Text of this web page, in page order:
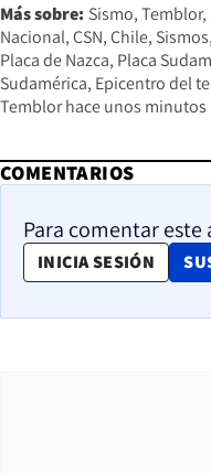
Más sobre: Sismo Temblor
Nacional CSN Chile Sismos
Placa de Nazca Placa
Sudamérica Epicentro del
Temblor hace unos minutos
COMENTARIOS
Para comentar
INICIA SESIÓN